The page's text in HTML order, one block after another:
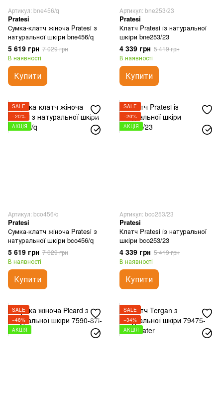
Артикул: bne456/q
Pratesi
Сумка-клатч жіноча Pratesi з
натуральної шкіри bne456/q
5 619 грн 7 029 грн
В наявності
Купити
Артикул: bne253/23
Pratesi
Клатч Pratesi із натуральної
шкіри bne253/23
4 339 грн 5 419 грн
В наявності
Купити
SALE
−20%
АКЦІЯ
Артикул: bco456/q
Pratesi
Сумка-клатч жіноча Pratesi з
натуральної шкіри bco456/q
5 619 грн 7 029 грн
В наявності
Купити
SALE
−20%
АКЦІЯ
Артикул: bco253/23
Pratesi
Клатч Pratesi із натуральної
шкіри bco253/23
4 339 грн 5 419 грн
В наявності
Купити
SALE
−48%
АКЦІЯ
SALE
−34%
АКЦІЯ